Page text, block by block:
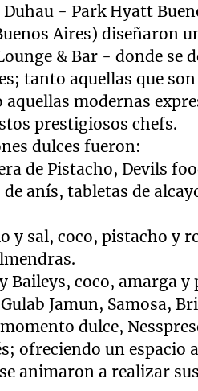
Duhau - Park Hyatt
Aires) diseñaron
& Bar - donde se
tanto aquellas que
modernas
prestigiosos chefs.
dulces fueron:
de Pistacho, Devils
anís, tabletas de
y sal, coco, pistacho y
Baileys, coco, amarga y
Jamun, Samosa,
dulce,
ofreciendo un espacio
animaron a realizar